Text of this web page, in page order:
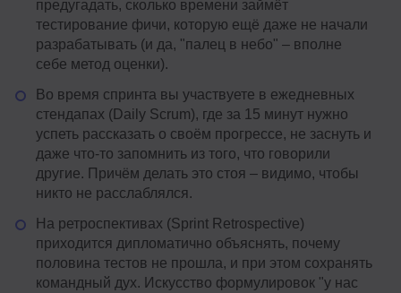
предугадать, сколько времени займёт
тестирование фичи, которую ещё даже не начали
разрабатывать (и да, "палец в небо" – вполне
себе метод оценки).
Во время спринта вы участвуете в ежедневных
стендапах (Daily Scrum), где за 15 минут нужно
успеть рассказать о своём прогрессе, не заснуть и
даже что-то запомнить из того, что говорили
другие. Причём делать это стоя – видимо, чтобы
никто не расслаблялся.
На ретроспективах (Sprint Retrospective)
приходится дипломатично объяснять, почему
половина тестов не прошла, и при этом сохранять
командный дух. Искусство формулировок "у нас